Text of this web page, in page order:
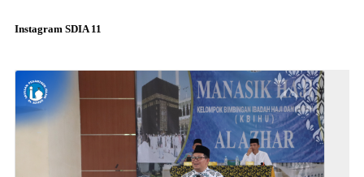
Instagram SDIA 11